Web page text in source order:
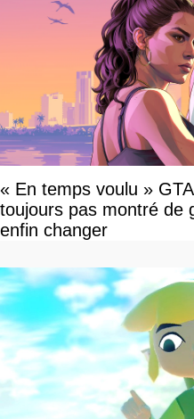
« En temps voulu »
toujours pas montré de
enfin changer